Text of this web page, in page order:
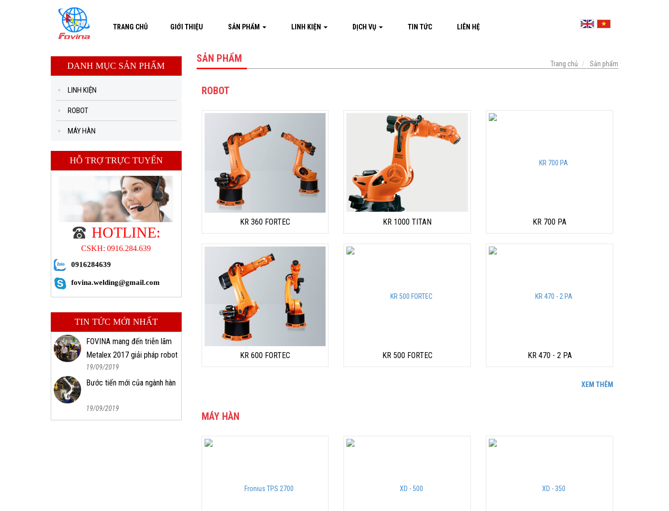
TRANG CHỦ GIỚI THIỆU SẢN PHẨM LINH KIỆN DỊCH VỤ TIN TỨC LIÊN HỆ
DANH MỤC SẢN PHẨM
LINH KIỆN
ROBOT
MÁY HÀN
HỖ TRỢ TRỰC TUYẾN
HOTLINE:
CSKH: 0916.284.639
0916284639
fovina.welding@gmail.com
TIN TỨC MỚI NHẤT
FOVINA mang đến triễn lãm
Metalex 2017 giải pháp robot
công nghiệp tự động
19/09/2019
Bước tiến mới của ngành hàn
19/09/2019
SẢN PHẨM Trang chủ Sản phẩm
ROBOT
KR 360 FORTEC KR 1000 TITAN KR 700 PA
KR 600 FORTEC KR 500 FORTEC KR 470 - 2 PA
XEM THÊM
MÁY HÀN